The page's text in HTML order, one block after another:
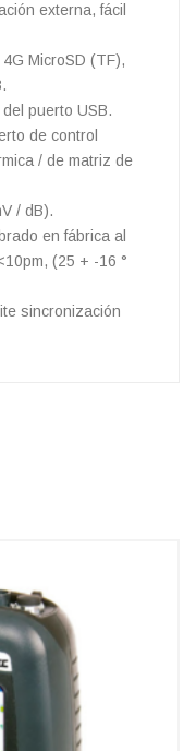
externa, fácil
MicroSD (TF),
puerto USB.
de control
/ de matriz de
/ dB).
en fábrica al
(25 + -16 °
sincronización